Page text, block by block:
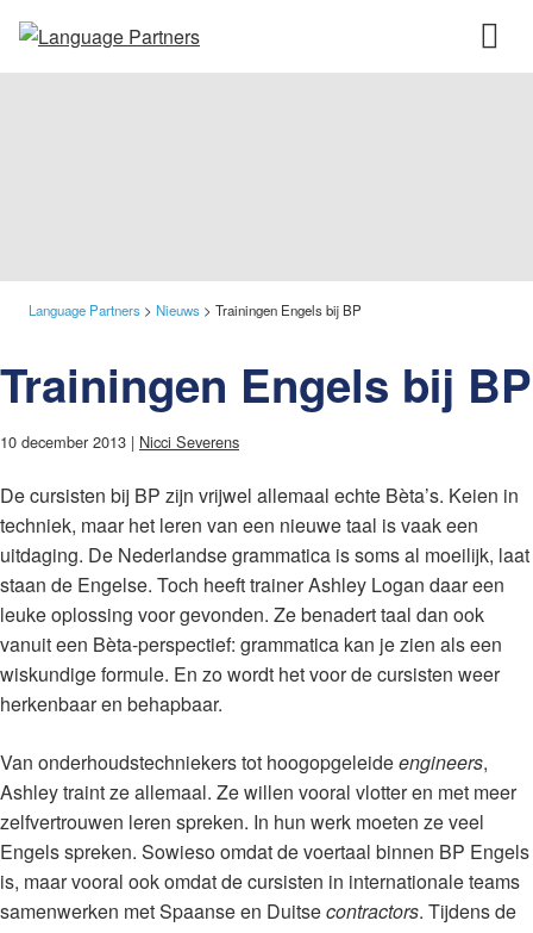
Language Partners > Nieuws > Trainingen Engels bij BP
Trainingen Engels bij BP
10 december 2013 | Nicci Severens
De cursisten bij BP zijn vrijwel allemaal echte Bèta’s. Keien in
techniek, maar het leren van een nieuwe taal is vaak een
uitdaging. De Nederlandse grammatica is soms al moeilijk, laat
staan de Engelse. Toch heeft trainer Ashley Logan daar een
leuke oplossing voor gevonden. Ze benadert taal dan ook
vanuit een Bèta-perspectief: grammatica kan je zien als een
wiskundige formule. En zo wordt het voor de cursisten weer
herkenbaar en behapbaar.
Van onderhoudstechniekers tot hoogopgeleideengineers,
Ashley traint ze allemaal. Ze willen vooral vlotter en met meer
zelfvertrouwen leren spreken. In hun werk moeten ze veel
Engels spreken. Sowieso omdat de voertaal binnen BP Engels
is, maar vooral ook omdat de cursisten in internationale teams
samenwerken met Spaanse en Duitsecontractors. Tijdens de